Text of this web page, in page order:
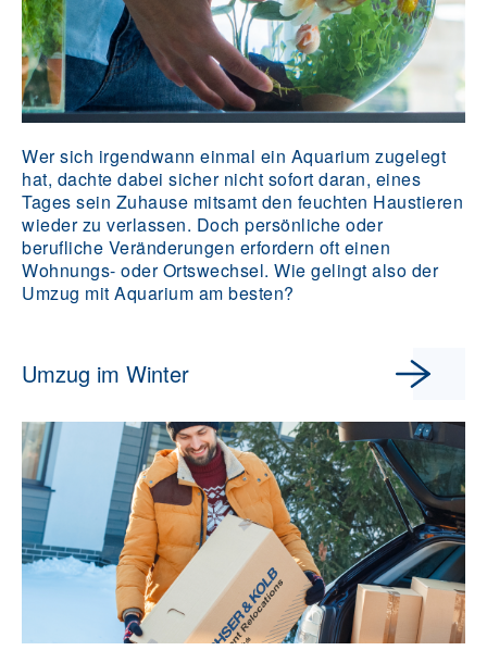
Wer sich irgendwann einmal ein Aquarium zugelegt
hat, dachte dabei sicher nicht sofort daran, eines
Tages sein Zuhause mitsamt den feuchten Haustieren
wieder zu verlassen. Doch persönliche oder
berufliche Veränderungen erfordern oft einen
Wohnungs- oder Ortswechsel. Wie gelingt also der
Umzug mit Aquarium am besten?
Umzug im Winter